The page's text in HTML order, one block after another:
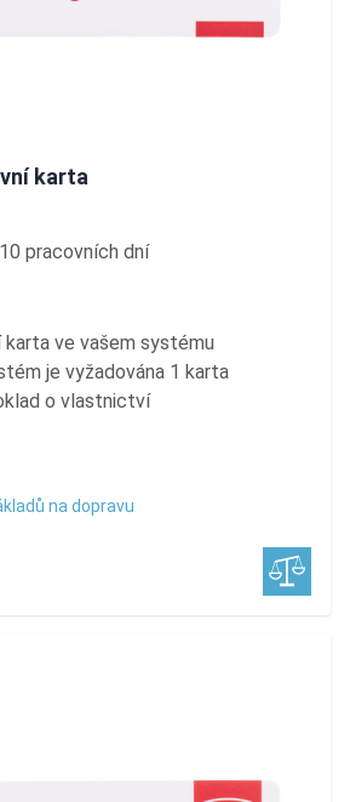
karta
pracovních dní
ve vašem systému
je vyžadována 1 karta
o vlastnictví
na dopravu